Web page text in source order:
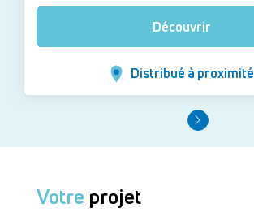
Découvrir
Distribué à proximité
Votre projet